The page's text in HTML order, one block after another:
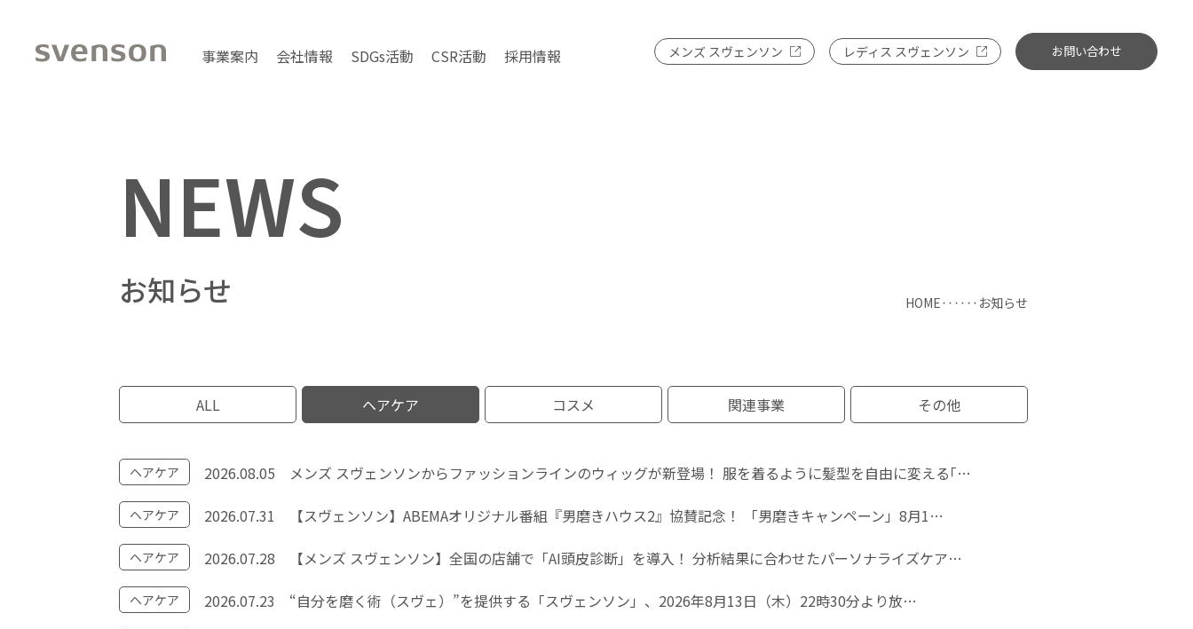
事業案内 会社情報 SDGs活動 CSR活動 採用情報 メンズ スヴェンソン レディス スヴェンソン お問い合わせ
NEWS
お知らせ HOME お知らせ
ALL ヘアケア コスメ 関連事業 その他
ヘアケア 2026.08.05 メンズ スヴェンソンからファッションラインのウィッグが新登場！ 服を着るように髪型を自由に変える｢…
ヘアケア 2026.07.31 【スヴェンソン】ABEMAオリジナル番組『男磨きハウス2』協賛記念！ 「男磨きキャンペーン」8月1…
ヘアケア 2026.07.28 【メンズ スヴェンソン】全国の店舗で「AI頭皮診断」を導入！ 分析結果に合わせたパーソナライズケア…
ヘアケア 2026.07.23 “自分を磨く術（スヴェ）”を提供する「スヴェンソン」、2026年8月13日（木）22時30分より放…